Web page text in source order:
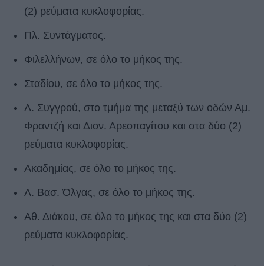
(2) ρεύματα κυκλοφορίας.
Πλ. Συντάγματος.
Φιλελλήνων, σε όλο το μήκος της.
Σταδίου, σε όλο το μήκος της.
Λ. Συγγρού, στο τμήμα της μεταξύ των οδών Αμ.
Φραντζή και Διον. Αρεοπαγίτου και στα δύο (2)
ρεύματα κυκλοφορίας.
Ακαδημίας, σε όλο το μήκος της.
Λ. Βασ. Όλγας, σε όλο το μήκος της.
Αθ. Διάκου, σε όλο το μήκος της και στα δύο (2)
ρεύματα κυκλοφορίας.